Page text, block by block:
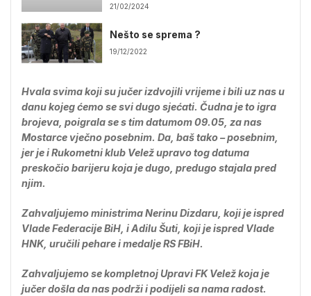
21/02/2024
Nešto se sprema ?
19/12/2022
Hvala svima koji su jučer izdvojili vrijeme i bili uz nas u
danu kojeg ćemo se svi dugo sjećati. Čudna je to igra
brojeva, poigrala se s tim datumom 09.05, za nas
Mostarce vječno posebnim. Da, baš tako – posebnim,
jer je i Rukometni klub Velež upravo tog datuma
preskočio barijeru koja je dugo, predugo stajala pred
njim.
Zahvaljujemo ministrima Nerinu Dizdaru, koji je ispred
Vlade Federacije BiH, i Adilu Šuti, koji je ispred Vlade
HNK, uručili pehare i medalje RS FBiH.
Zahvaljujemo se kompletnoj Upravi FK Velež koja je
jučer došla da nas podrži i podijeli sa nama radost.